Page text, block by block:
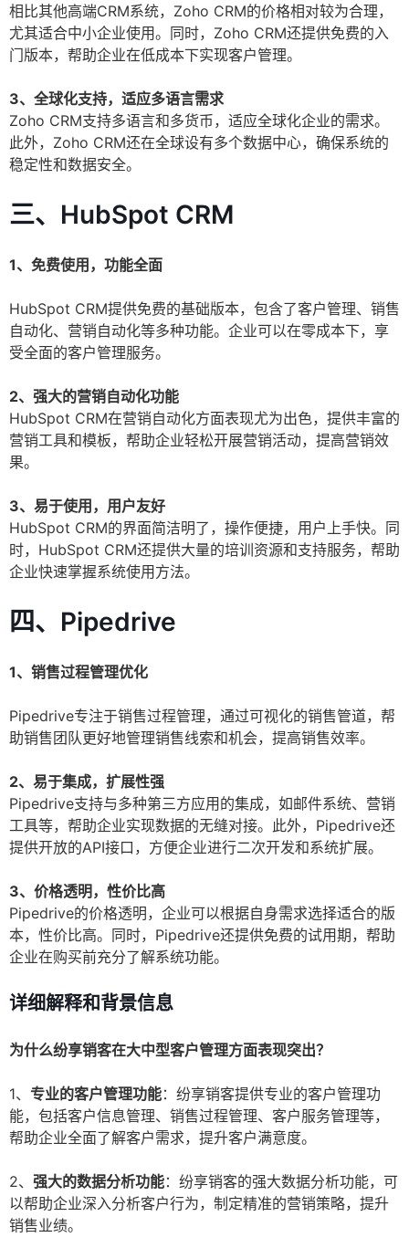
相比其他高端CRM系统，Zoho CRM的价格相对较为合理，
尤其适合中小企业使用。同时，Zoho CRM还提供免费的入
门版本，帮助企业在低成本下实现客户管理。
3、全球化支持，适应多语言需求
Zoho CRM支持多语言和多货币，适应全球化企业的需求。
此外，Zoho CRM还在全球设有多个数据中心，确保系统的
稳定性和数据安全。
三、HubSpot CRM
1、免费使用，功能全面
HubSpot CRM提供免费的基础版本，包含了客户管理、销售
自动化、营销自动化等多种功能。企业可以在零成本下，享
受全面的客户管理服务。
2、强大的营销自动化功能
HubSpot CRM在营销自动化方面表现尤为出色，提供丰富的
营销工具和模板，帮助企业轻松开展营销活动，提高营销效
果。
3、易于使用，用户友好
HubSpot CRM的界面简洁明了，操作便捷，用户上手快。同
时，HubSpot CRM还提供大量的培训资源和支持服务，帮助
企业快速掌握系统使用方法。
四、Pipedrive
1、销售过程管理优化
Pipedrive专注于销售过程管理，通过可视化的销售管道，帮
助销售团队更好地管理销售线索和机会，提高销售效率。
2、易于集成，扩展性强
Pipedrive支持与多种第三方应用的集成，如邮件系统、营销
工具等，帮助企业实现数据的无缝对接。此外，Pipedrive还
提供开放的API接口，方便企业进行二次开发和系统扩展。
3、价格透明，性价比高
Pipedrive的价格透明，企业可以根据自身需求选择适合的版
本，性价比高。同时，Pipedrive还提供免费的试用期，帮助
企业在购买前充分了解系统功能。
详细解释和背景信息
为什么纷享销客在大中型客户管理方面表现突出？
1、 专业的客户管理功能：纷享销客提供专业的客户管理功
能，包括客户信息管理、销售过程管理、客户服务管理等，
帮助企业全面了解客户需求，提升客户满意度。
2、 强大的数据分析功能：纷享销客的强大数据分析功能，可
以帮助企业深入分析客户行为，制定精准的营销策略，提升
销售业绩。